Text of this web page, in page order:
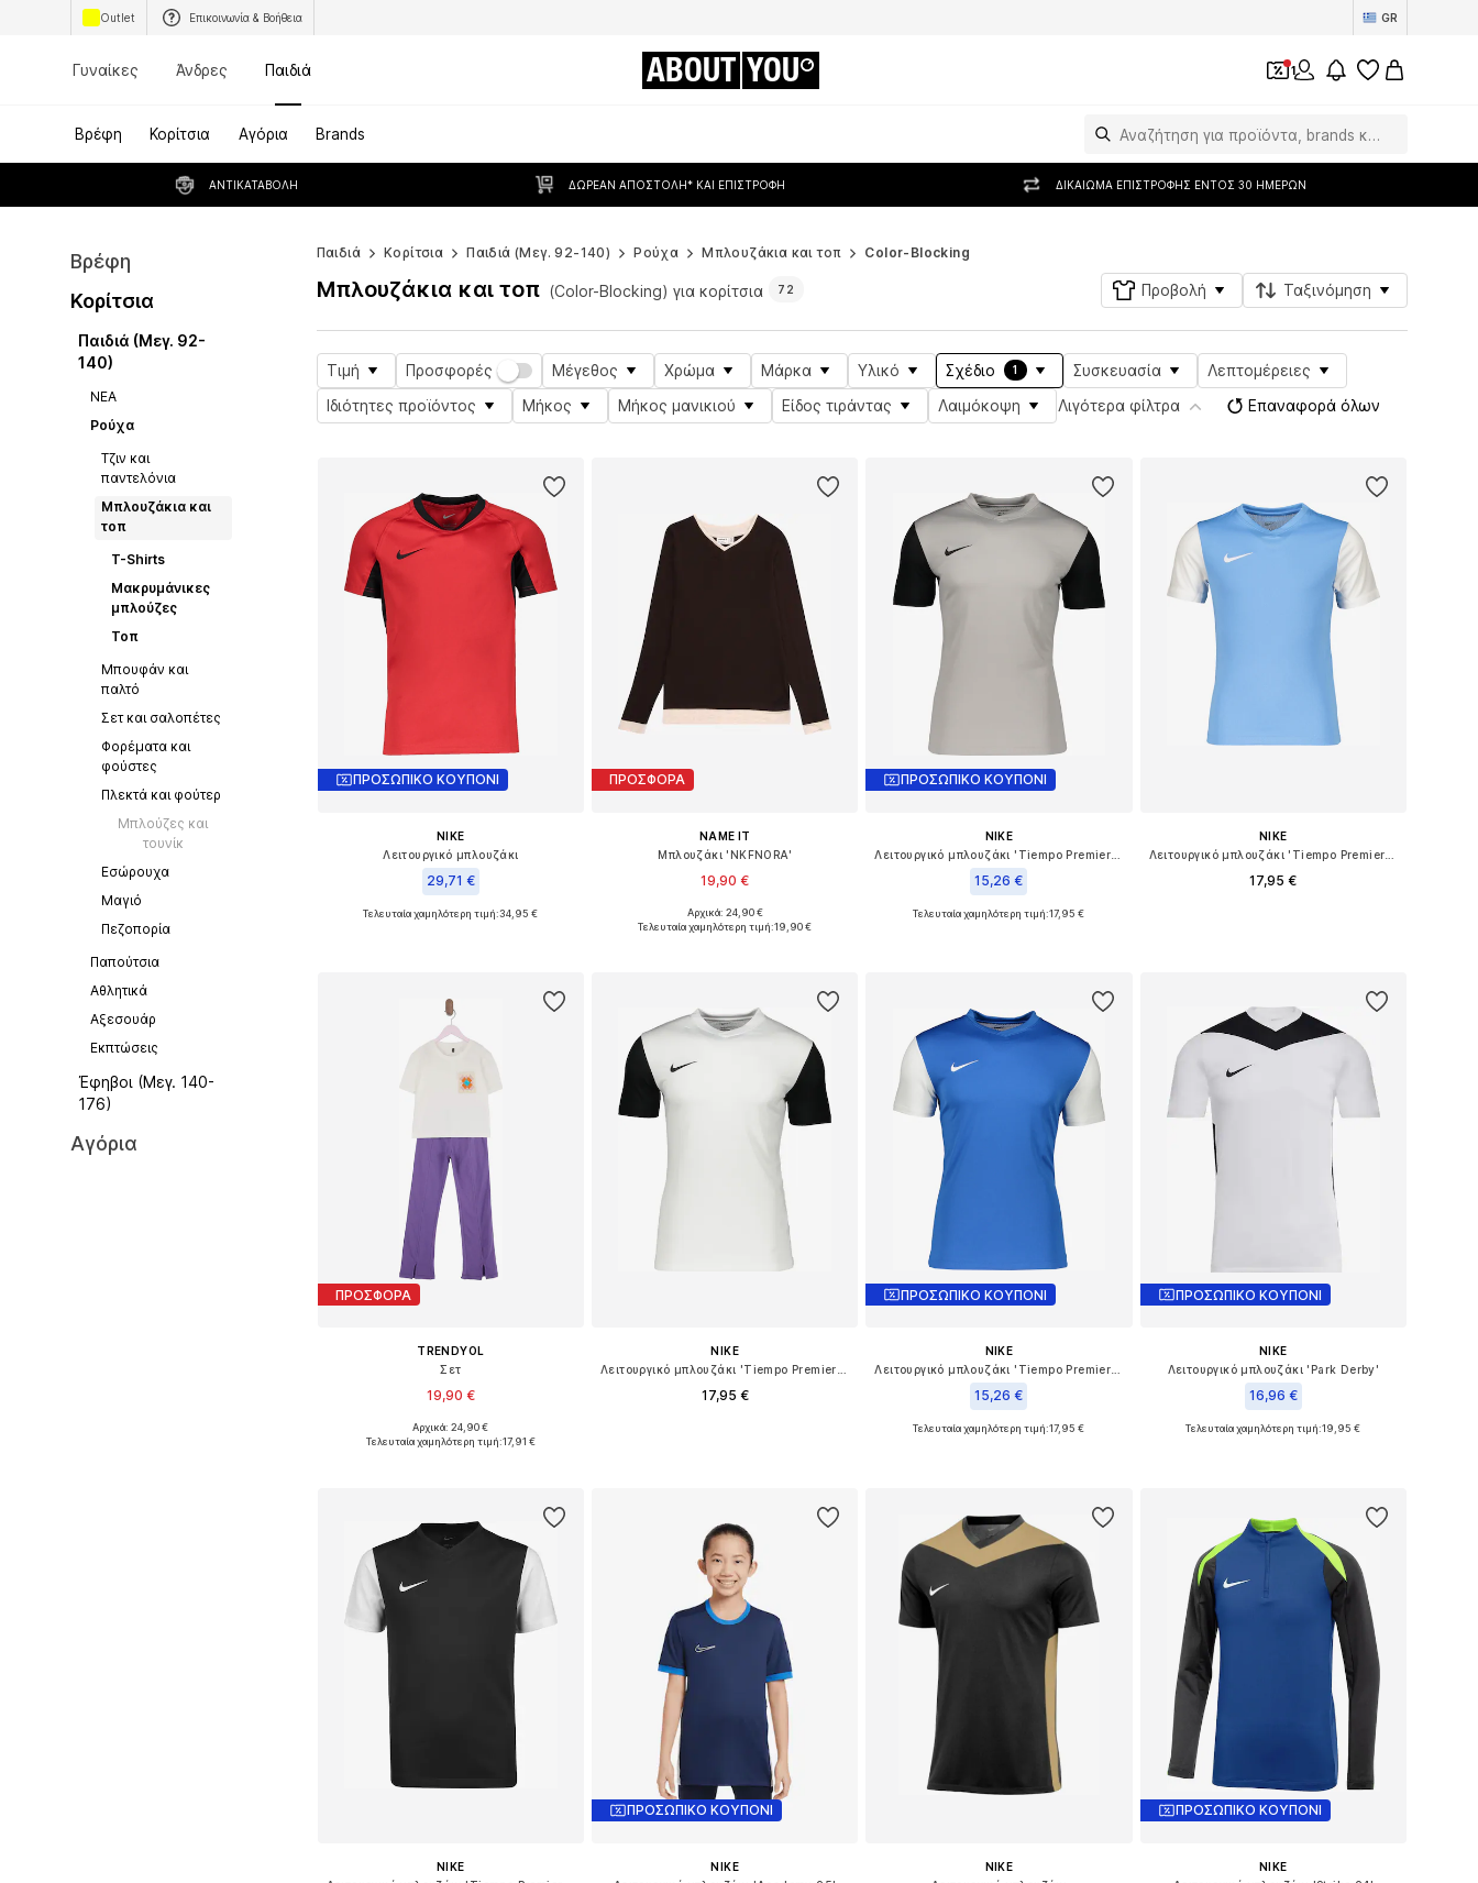
Outlet Επικοινωνία & Βοήθεια GR
Γυναίκες Άνδρες Παιδιά ABOUT YOU 1
Βρέφη Κορίτσια Αγόρια Brands
ΑΝΤΙΚΑΤΑΒΟΛΉ ΔΩΡΕΆΝ ΑΠΟΣΤΟΛΉ* ΚΑΙ ΕΠΙΣΤΡΟΦΉ ΔΙΚΑΊΩΜΑ ΕΠΙΣΤΡΟΦΉΣ ΕΝΤΌΣ 30 ΗΜΕΡΏΝ
Βρέφη
Κορίτσια
Παιδιά (Μεγ. 92-
140)
ΝΕΑ
Ρούχα
Τζιν και
παντελόνια
Μπλουζάκια και
τοπ
T-Shirts
Μακρυμάνικες
μπλούζες
Τοπ
Μπουφάν και
παλτό
Σετ και σαλοπέτες
Φορέματα και
φούστες
Πλεκτά και φούτερ
Μπλούζες και
τουνίκ
Εσώρουχα
Μαγιό
Πεζοπορία
Παπούτσια
Αθλητικά
Αξεσουάρ
Εκπτώσεις
Έφηβοι (Μεγ. 140-
176)
Αγόρια
Παιδιά Κορίτσια Παιδιά (Μεγ. 92-140) Ρούχα Μπλουζάκια και τοπ Color-Blocking
Μπλουζάκια και τοπ (Color-Blocking) για κορίτσια 72 Προβολή Ταξινόμηση
Τιμή Προσφορές Μέγεθος Χρώμα Μάρκα Υλικό Σχέδιο 1 Συσκευασία
Λεπτομέρειες
Ιδιότητες προϊόντος
Μήκος Μήκος μανικιού Είδος τιράντας Λαιμόκοψη Λιγότερα φίλτρα Επαναφορά όλων
ΠΡΟΣΩΠΙΚΟ ΚΟΥΠΟΝΙ
NIKE
Λειτουργικό μπλουζάκι
29,71 €
+1
Διαθέσιμο σε πολλά μεγέθη
Τελευταία χαμηλότερη τιμή:34,95 €
ΠΡΟΣΦΟΡΑ
NAME IT
Μπλουζάκι 'NKFNORA'
19,90 €
Διαθέσιμο σε πολλά μεγέθη
Αρχικά: 24,90 €
Τελευταία χαμηλότερη τιμή:19,90 €
ΠΡΟΣΩΠΙΚΟ ΚΟΥΠΟΝΙ
NIKE
15,26 €
+10
Διαθέσιμα μεγέθη: 122-128, 158
Τελευταία χαμηλότερη τιμή:17,95 €
NIKE
17,95 €
ΠΡΟΣΦΟΡΑ
TRENDYOL
Σετ
19,90 €
Διαθέσιμο σε πολλά μεγέθη
Αρχικά: 24,90 €
Τελευταία χαμηλότερη τιμή:17,91 €
NIKE
17,95 €
ΠΡΟΣΩΠΙΚΟ ΚΟΥΠΟΝΙ
NIKE
15,26 €
+10
Διαθέσιμα μεγέθη: 122-128, 158
Τελευταία χαμηλότερη τιμή:17,95 €
ΠΡΟΣΩΠΙΚΟ ΚΟΥΠΟΝΙ
NIKE
Λειτουργικό μπλουζάκι 'Park Derby'
16,96 €
+8
Διαθέσιμα μεγέθη: 122-128, 128, 134, 146
Τελευταία χαμηλότερη τιμή:19,95 €
NIKE
ΠΡΟΣΩΠΙΚΟ ΚΟΥΠΟΝΙ
NIKE
NIKE
ΠΡΟΣΩΠΙΚΟ ΚΟΥΠΟΝΙ
NIKE